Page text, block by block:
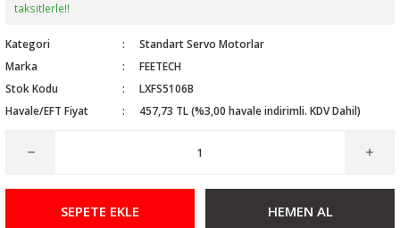
taksitlerle!!
Kategori
Standart Servo Motorlar
Marka
FEETECH
Stok Kodu
LXFS5106B
Havale/EFT Fiyat
457,73 TL (%3,00 havale indirimli. KDV Dahil)
SEPETE EKLE HEMEN AL